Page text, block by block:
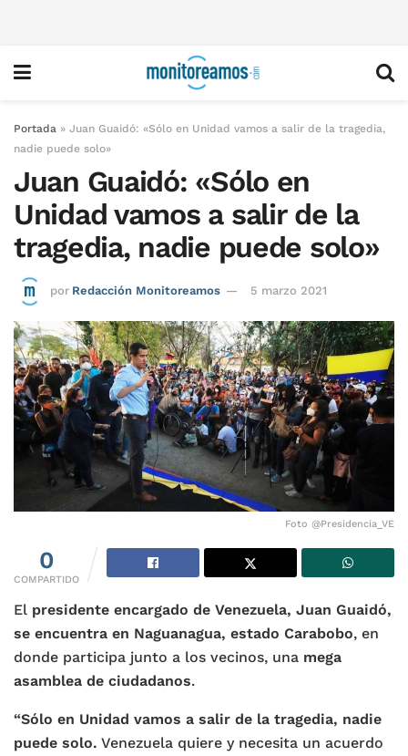
Portada » Juan Guaidó: «Sólo en Unidad vamos a salir de la tragedia,
nadie puede solo»
Juan Guaidó: «Sólo en
Unidad vamos a salir de la
tragedia, nadie puede solo»
por Redacción Monitoreamos 5 marzo 2021
Foto @Presidencia_VE
0
COMPARTIDO
El presidente encargado de Venezuela, Juan Guaidó,
se encuentra en Naguanagua, estado Carabobo, en
donde participa junto a los vecinos, una mega
asamblea de ciudadanos.
“Sólo en Unidad vamos a salir de la tragedia, nadie
puede solo. Venezuela quiere y necesita un acuerdo